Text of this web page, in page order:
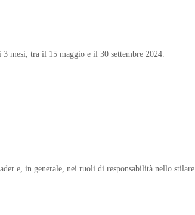
mesi, tra il 15 maggio e il 30 settembre 2024.
e, in generale, nei ruoli di responsabilità nello stilare